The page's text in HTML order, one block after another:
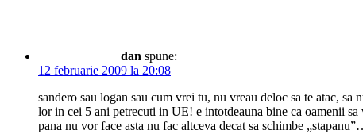
dan spune:
12 februarie 2009 la 20:08
sandero sau logan sau cum vrei tu, nu vreau deloc sa te atac,
lor in cei 5 ani petrecuti in UE! e intotdeauna bine ca oamenii
pana nu vor face asta nu fac altceva decat sa schimbe